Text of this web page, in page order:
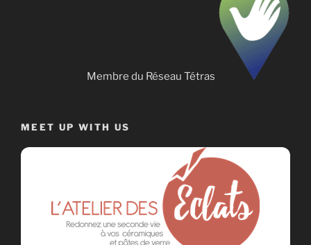
Membre du Réseau Tétras
MEET UP WITH US